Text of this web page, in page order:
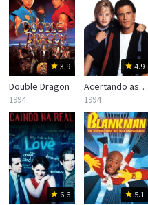
3.9
Double Dragon
1994
4.9
Acertando as Contas com Papai
1994
6.6 5.1